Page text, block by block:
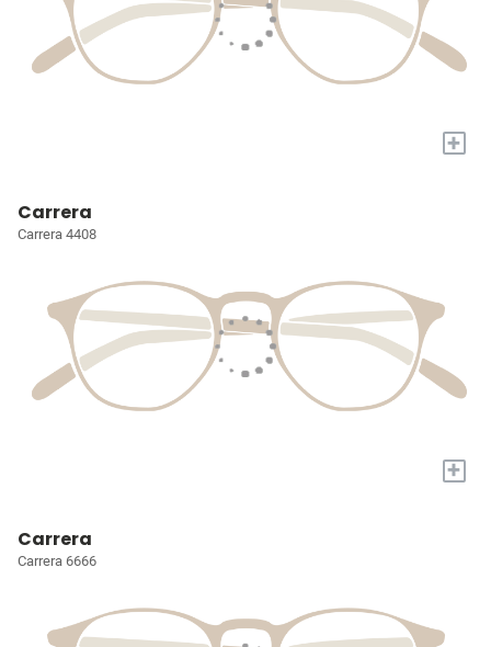
+
Carrera
Carrera 4408
+
Carrera
Carrera 6666